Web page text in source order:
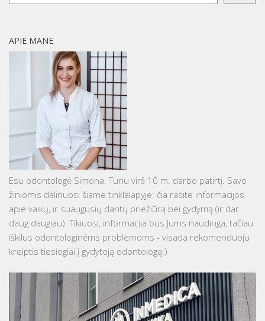
APIE MANE
Esu odontologė Simona. Turiu virš 10 m. darbo patirtį. Savo
žiniomis dalinuosi šiame tinklalapyje: čia rasite informacijos
apie vaikų, ir suaugusių dantų priežiūrą bei gydymą (ir dar
daug daugiau). Tikiuosi, informacija bus Jums naudinga, tačiau
iškilus odontologinėms problemoms - visada rekomenduoju
kreiptis tiesiogiai į gydytoją odontologą:)